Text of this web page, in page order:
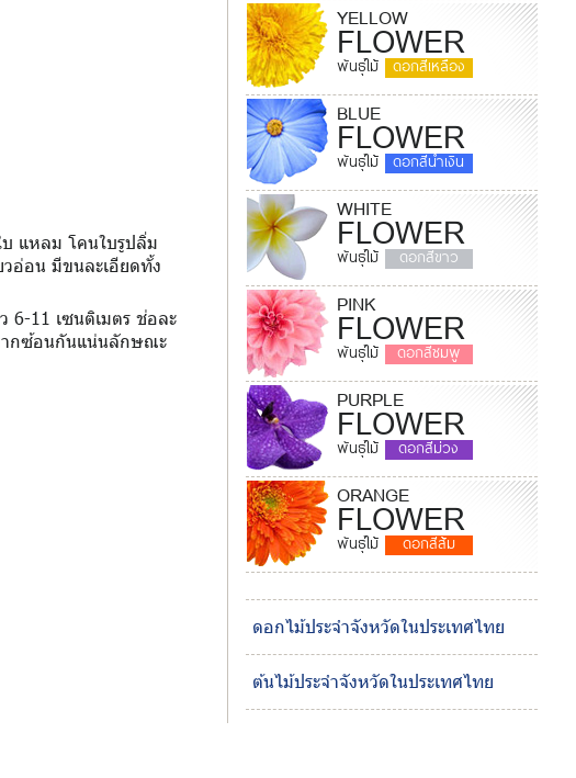
บ แหลม โคนใบรูปลิ่ม
อ่อน มีขนละเอียดทั้ง
11 เซนติเมตร ช่อละ
ากซ้อนกันแน่นลักษณะ
YELLOW
FLOWER
พันธุ์ไม้ ดอกสีเหลือง
BLUE
FLOWER
พันธุ์ไม้ ดอกสีน้ำเงิน
WHITE
FLOWER
พันธุ์ไม้ ดอกสีขาว
PINK
FLOWER
พันธุ์ไม้ ดอกสีชมพู
PURPLE
FLOWER
พันธุ์ไม้ ดอกสีม่วง
ORANGE
FLOWER
พันธุ์ไม้ ดอกสีส้ม
ดอกไม้ประจำจังหวัดในประเทศไทย
ต้นไม้ประจำจังหวัดในประเทศไทย